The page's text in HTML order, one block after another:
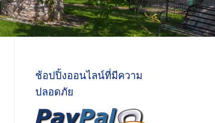
ช้อปปิ้งออนไลน์ที่มีความ
ปลอดภัย